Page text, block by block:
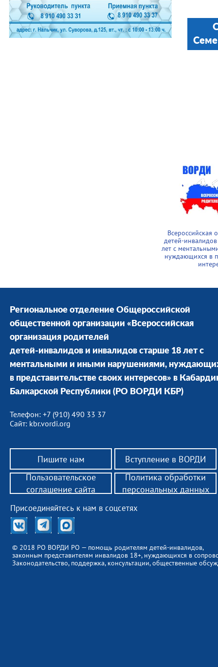
Всероссийская
детей-
лет с
нуждающихся в
Региональное отделение Общероссийской
общественной организации «Всероссийская
организация родителей
детей-инвалидов и инвалидов старше 18 лет с
ментальными и иными нарушениями,
в представительстве своих интересов» в
Балкарской Республики (РО ВОРДИ КБР)
Телефон: +7 (910) 490 33 37
Сайт: kbr.vordi.org
Пишите нам Вступление в ВОРДИ
© 2018 РО ВОРДИ РО — помощь родителям детей-инвалидов,
законным представителям инвалидов 18+, нуждающихся в
Законодательство, поддержка, консультации, общественные
Присоединяйтесь к нам в соцсетях
Пользовательское
соглашение сайта
Политика обработки
персональных данных